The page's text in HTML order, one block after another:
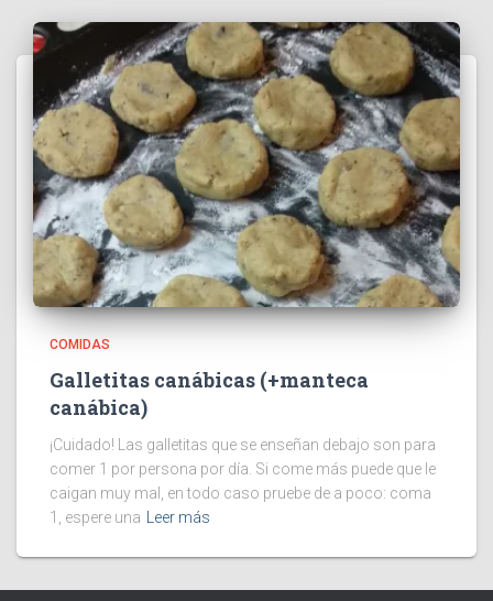
COMIDAS
Galletitas canábicas (+manteca
canábica)
¡Cuidado! Las galletitas que se enseñan debajo son para
comer 1 por persona por día. Si come más puede que le
caigan muy mal, en todo caso pruebe de a poco: coma
1, espere una
Leer más